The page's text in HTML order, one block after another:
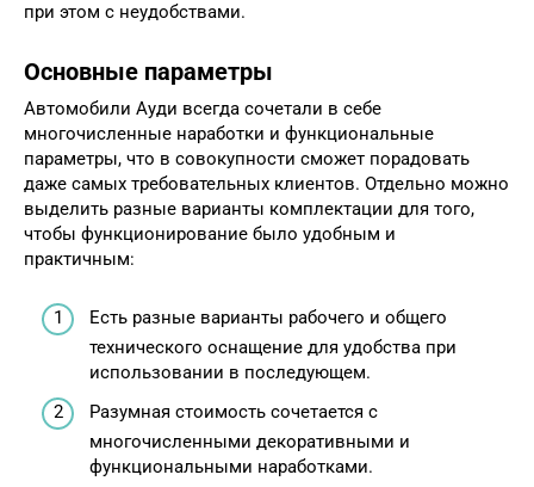
при этом с неудобствами.
Основные параметры
Автомобили Ауди всегда сочетали в себе
многочисленные наработки и функциональные
параметры, что в совокупности сможет порадовать
даже самых требовательных клиентов. Отдельно можно
выделить разные варианты комплектации для того,
чтобы функционирование было удобным и
практичным:
Есть разные варианты рабочего и общего
технического оснащение для удобства при
использовании в последующем.
Разумная стоимость сочетается с
многочисленными декоративными и
функциональными наработками.